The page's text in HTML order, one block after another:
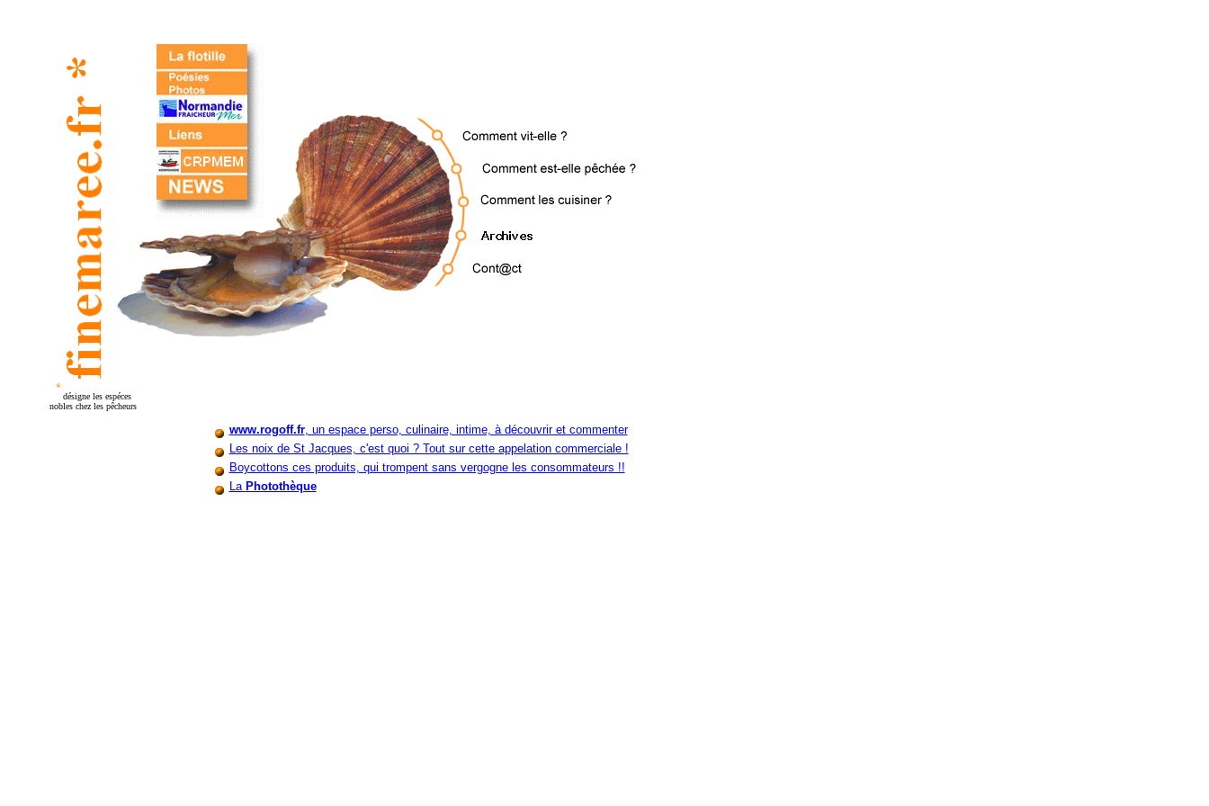
*
désigne les espéces
nobles chez les pêcheurs
www.rogoff.fr, un espace perso, culinaire, intime, à découvrir et commenter
Les noix de St Jacques, c'est quoi ? Tout sur cette appelation commerciale !
Boycottons ces produits, qui trompent sans vergogne les consommateurs !!
La Photothèque